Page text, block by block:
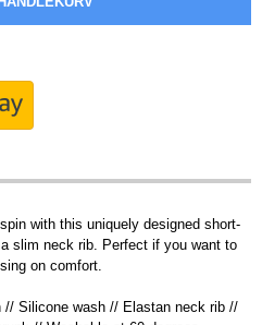
with this uniquely designed short-
slim neck rib. Perfect if you want to
on comfort.
// Silicone wash // Elastan neck rib //